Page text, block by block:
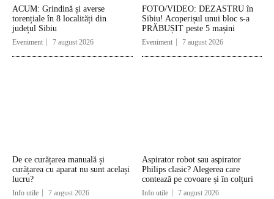
ACUM: Grindină și averse
torențiale în 8 localități din
județul Sibiu
Eveniment 7 august 2026
FOTO/VIDEO: DEZASTRU în
Sibiu! Acoperișul unui bloc s-a
PRĂBUȘIT peste 5 mașini
Eveniment 7 august 2026
De ce curățarea manuală și
curățarea cu aparat nu sunt același
lucru?
Info utile 7 august 2026
Aspirator robot sau aspirator
Philips clasic? Alegerea care
contează pe covoare și în colțuri
Info utile 7 august 2026